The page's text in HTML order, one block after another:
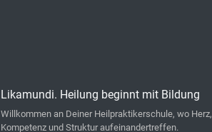
Likamundi. Heilung beginnt mit Bildung
Willkommen an Deiner Heilpraktikerschule, wo Herz,
Kompetenz und Struktur aufeinandertreffen.